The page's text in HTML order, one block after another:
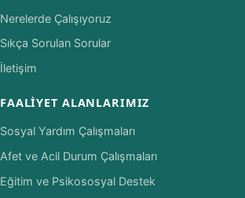
Nerelerde Çalışıyoruz
Sıkça Sorulan Sorular
İletişim
FAALIYET ALANLARIMIZ
Sosyal Yardım Çalışmaları
Afet ve Acil Durum Çalışmaları
Eğitim ve Psikososyal Destek